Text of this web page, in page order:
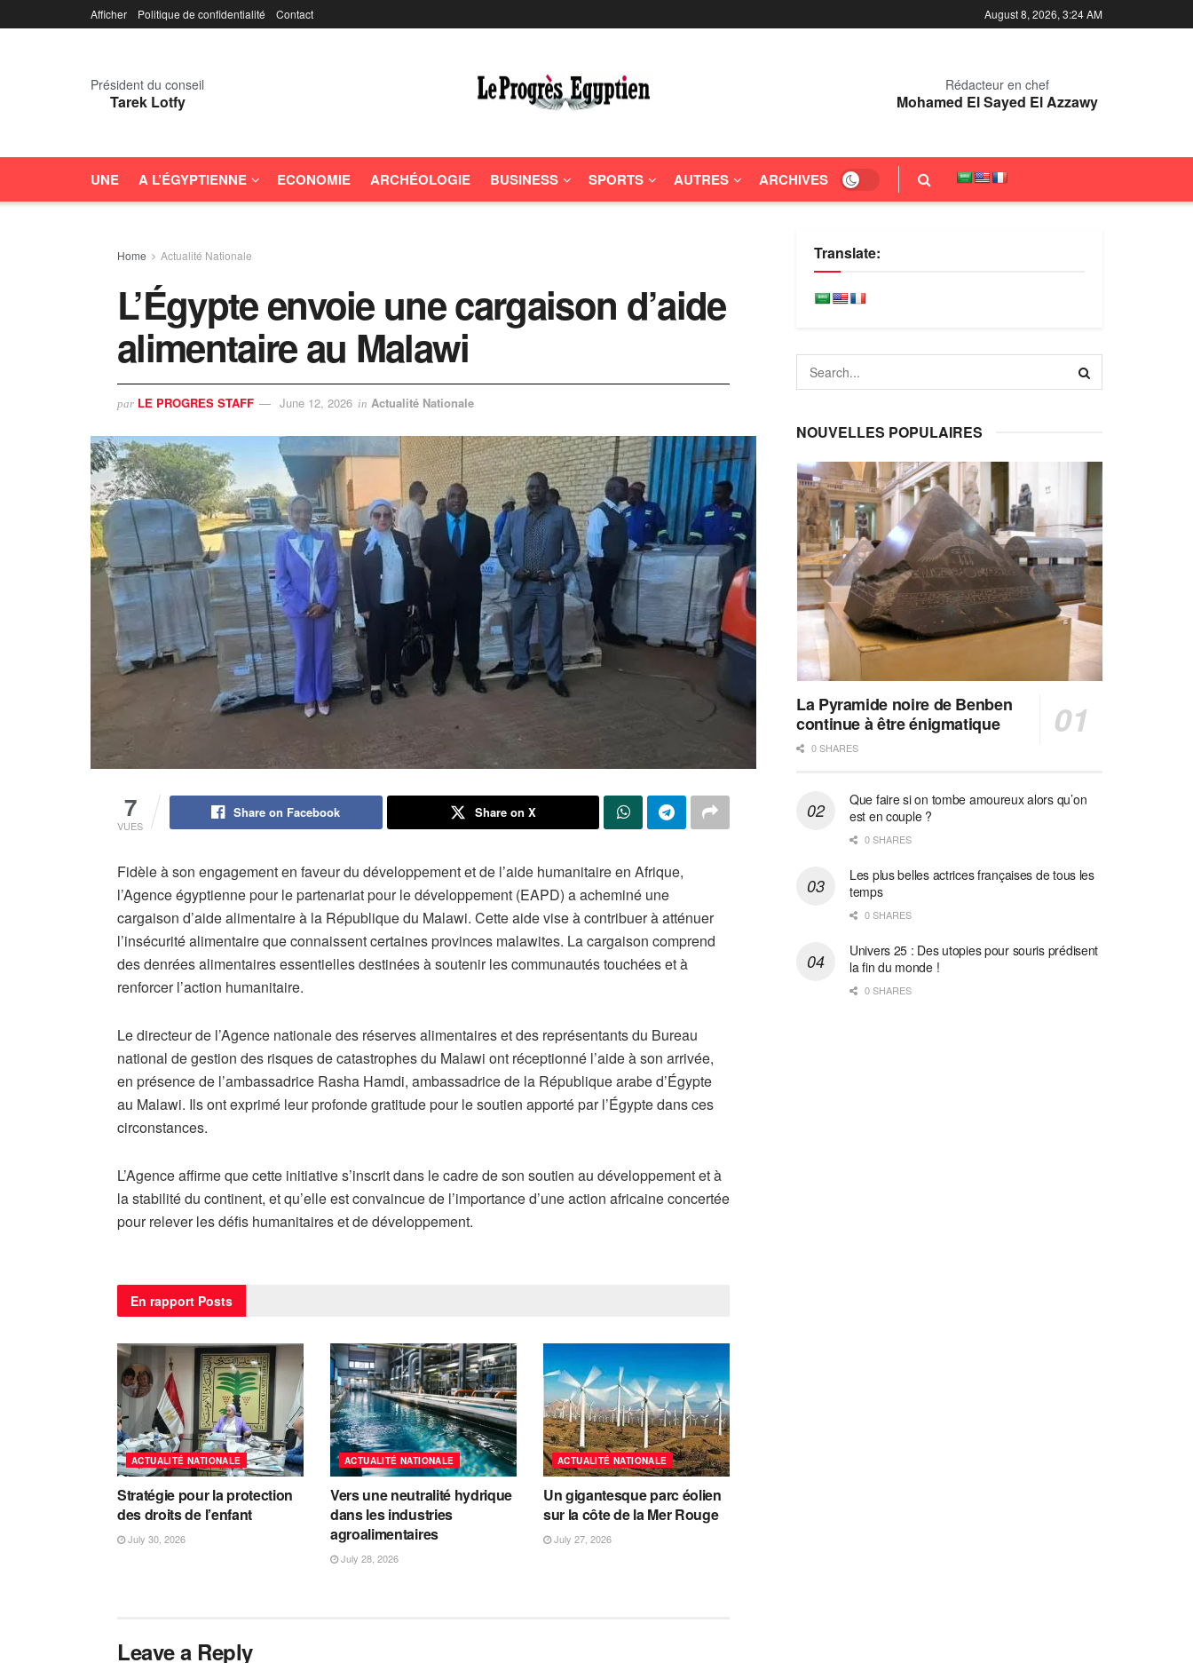
Afficher Politique de confidentialité Contact August 8, 2026, 3:24 AM
Président du conseil
Tarek Lotfy
Rédacteur en chef
Mohamed El Sayed El Azzawy
UNE A L’ÉGYPTIENNE ECONOMIE ARCHÉOLOGIE BUSINESS SPORTS AUTRES ARCHIVES
Home Actualité Nationale
L’Égypte envoie une cargaison d’aide
alimentaire au Malawi
par LE PROGRES STAFF June 12, 2026 in Actualité Nationale
7
VUES
Share on Facebook Share on X
Fidèle à son engagement en faveur du développement et de l’aide humanitaire en Afrique,
l’Agence égyptienne pour le partenariat pour le développement (EAPD) a acheminé une
cargaison d’aide alimentaire à la République du Malawi. Cette aide vise à contribuer à atténuer
l’insécurité alimentaire que connaissent certaines provinces malawites. La cargaison comprend
des denrées alimentaires essentielles destinées à soutenir les communautés touchées et à
renforcer l’action humanitaire.
Le directeur de l’Agence nationale des réserves alimentaires et des représentants du Bureau
national de gestion des risques de catastrophes du Malawi ont réceptionné l’aide à son arrivée,
en présence de l’ambassadrice Rasha Hamdi, ambassadrice de la République arabe d’Égypte
au Malawi. Ils ont exprimé leur profonde gratitude pour le soutien apporté par l’Égypte dans ces
circonstances.
L’Agence affirme que cette initiative s’inscrit dans le cadre de son soutien au développement et à
la stabilité du continent, et qu’elle est convaincue de l’importance d’une action africaine concertée
pour relever les défis humanitaires et de développement.
En rapport Posts
ACTUALITÉ NATIONALE
Stratégie pour la protection
des droits de l’enfant
July 30, 2026
ACTUALITÉ NATIONALE
Vers une neutralité hydrique
dans les industries
agroalimentaires
July 28, 2026
ACTUALITÉ NATIONALE
Un gigantesque parc éolien
sur la côte de la Mer Rouge
July 27, 2026
Leave a Reply
Translate:
NOUVELLES POPULAIRES
La Pyramide noire de Benben
continue à être énigmatique
0 SHARES
Que faire si on tombe amoureux alors qu’on
est en couple ?
0 SHARES
Les plus belles actrices françaises de tous les
temps
0 SHARES
Univers 25 : Des utopies pour souris prédisent
la fin du monde !
0 SHARES